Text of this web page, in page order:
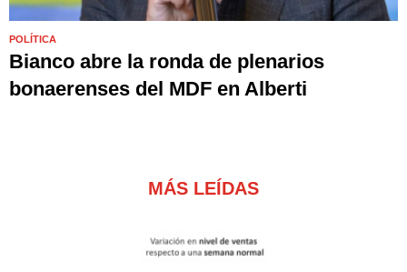
POLÍTICA
Bianco abre la ronda de plenarios
bonaerenses del MDF en Alberti
MÁS LEÍDAS